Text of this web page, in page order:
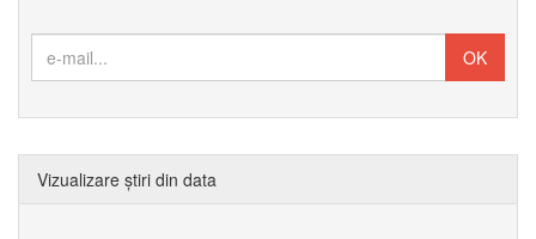
Vizualizare știri din data